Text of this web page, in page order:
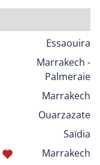
Essaouira
Marrakech -
Palmeraie
Marrakech
Ouarzazate
Saïdia
Marrakech